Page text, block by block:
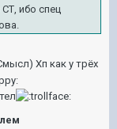
ибо спец
Хп как у трёх